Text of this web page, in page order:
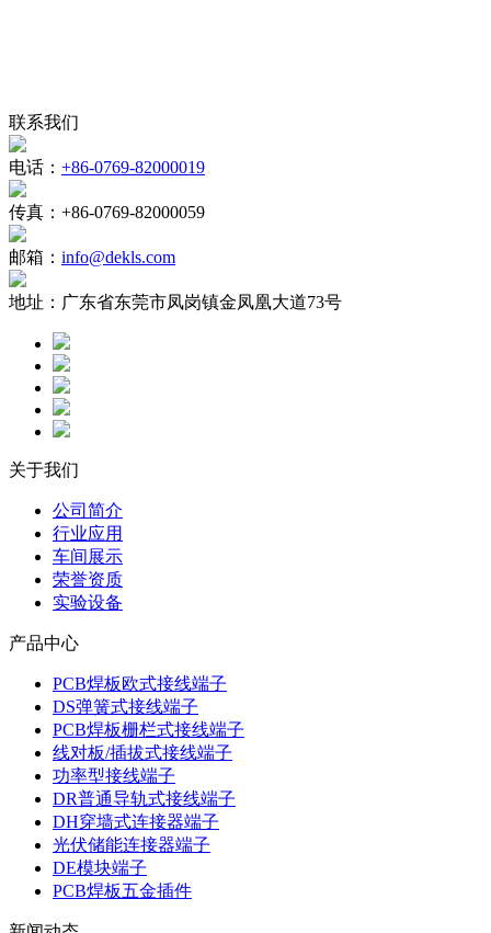
联系我们
电话： +86-0769-82000019
传真： +86-0769-82000059
邮箱： info@dekls.com
地址： 广东省东莞市凤岗镇金凤凰大道73号
关于我们
公司简介
行业应用
车间展示
荣誉资质
实验设备
产品中心
PCB焊板欧式接线端子
DS弹簧式接线端子
PCB焊板栅栏式接线端子
线对板/插拔式接线端子
功率型接线端子
DR普通导轨式接线端子
DH穿墙式连接器端子
光伏储能连接器端子
DE模块端子
PCB焊板五金插件